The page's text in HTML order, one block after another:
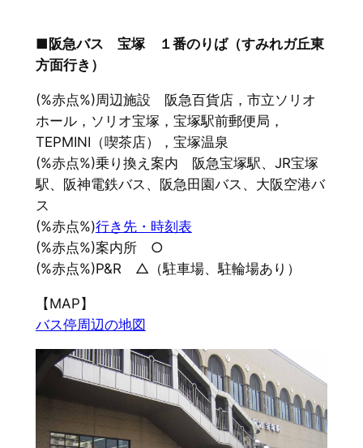
■阪急バス 宝塚 １番のりば（すみれガ丘東
方面行き）
(%赤点%)周辺施設 阪急百貨店，市立ソリオ
ホール，ソリオ宝塚，宝塚駅前郵便局，
TEPMINI（喫茶店），宝塚温泉
(%赤点%)乗り換え案内 阪急宝塚駅、JR宝塚
駅、阪神電鉄バス、阪急田園バス、大阪空港バ
ス
(%赤点%)行き先・時刻表
(%赤点%)案内所 ○
(%赤点%)P&R △（駐車場、駐輪場あり）
【MAP】
バス停周辺の地図